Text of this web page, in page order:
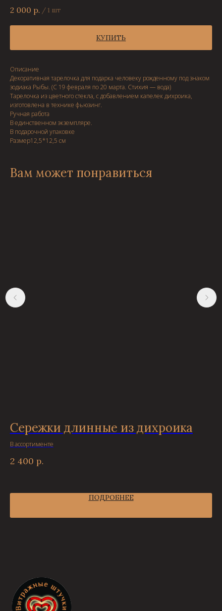
2 000 р. /1 шт
КУПИТЬ
Описание
Декоративная тарелочка для подарка человеку рожденному под знаком
зодиака Рыбы. (С 19 февраля по 20 марта. Стихия — вода)
Тарелочка из цветного стекла, с добавлением капелек дихроика,
изготовлена в технике фьюзинг.
Ручная работа
В единственном экземпляре.
В подарочной упаковке
Размер12,5*12,5 см
Вам может понравиться
Сережки длинные из дихроика
В ассортименте
2 400 р.
ПОДРОБНЕЕ